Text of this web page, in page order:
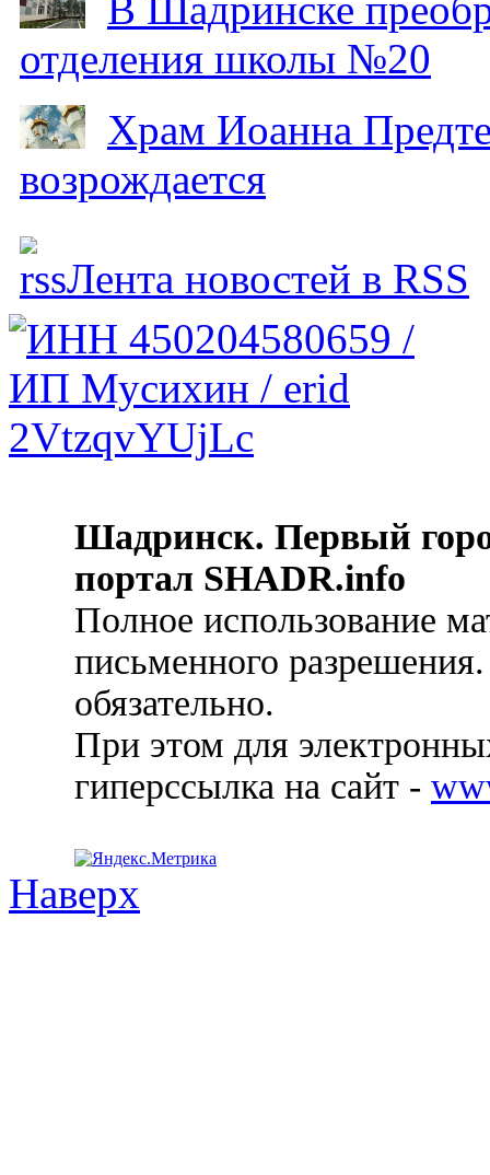
отделения школы №20
Храм Иоанна
возрождается
Лента новостей в RSS
Шадринск. Первый
портал SHADR.info
Полное использование
письменного
обязательно.
При этом для
гиперссылка на сайт -
Наверх